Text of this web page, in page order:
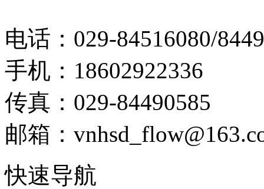
电话：029-84516080/
手机：18602922336
传真：029-84490585
邮箱：
快速导航